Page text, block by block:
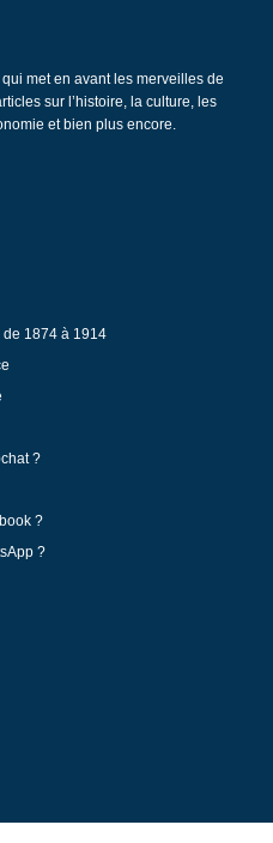
met en avant les merveilles de
sur l’histoire, la culture, les
et bien plus encore.
de 1874 à 1914
?
?
?